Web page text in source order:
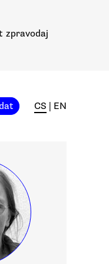
zpravodaj
CS EN